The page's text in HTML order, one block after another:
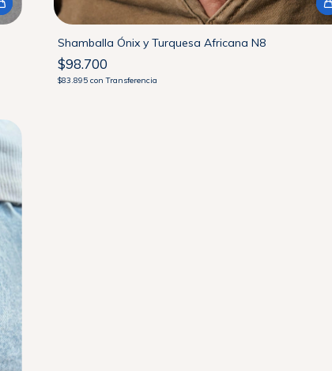
Shamballa Ónix y Turquesa Africana N8
$98.700
$83.895 con Transferencia